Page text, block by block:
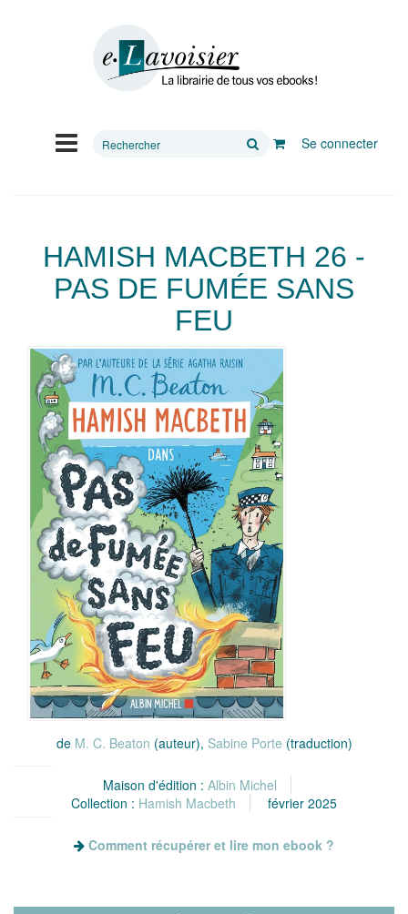
Rechercher
Se connecter
HAMISH MACBETH 26 -
PAS DE FUMÉE SANS
FEU
de M. C. Beaton (auteur), Sabine Porte (traduction)
Maison d'édition : Albin Michel
Collection : Hamish Macbeth février 2025
Comment récupérer et lire mon ebook ?